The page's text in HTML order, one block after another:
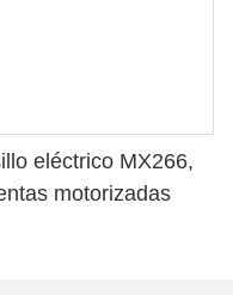
eléctrico MX266,
motorizadas